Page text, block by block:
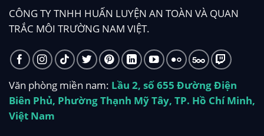
CÔNG TY TNHH HUẤN LUYỆN AN TOÀN VÀ QUAN
TRẮC MÔI TRƯỜNG NAM VIỆT.
Văn phòng miền nam: Lầu 2, số 655 Đường Điện
Biên Phủ, Phường Thạnh Mỹ Tây, TP. Hồ Chí Minh,
Việt Nam